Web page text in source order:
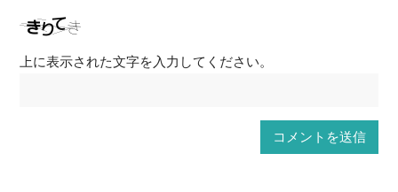
上に表示された文字を入力してください。